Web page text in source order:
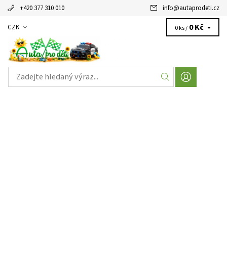
+420 377 310 010 info@autaprodeti.cz
CZK 0 ks / 0 Kč